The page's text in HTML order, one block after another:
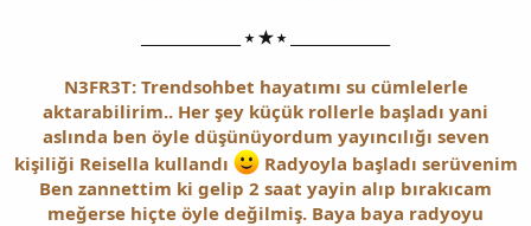
______________ ⭑ ★ ⭑ ______________
N3FR3T: Trendsohbet hayatımı su cümlelerle
aktarabilirim.. Her şey küçük rollerle başladı yani
aslında ben öyle düşünüyordum yayıncılığı seven
kişiliği Reisella kullandı
Radyoyla başladı serüvenim
Ben zannettim ki gelip 2 saat yayin alıp bırakıcam
meğerse hiçte öyle değilmiş. Baya baya radyoyu